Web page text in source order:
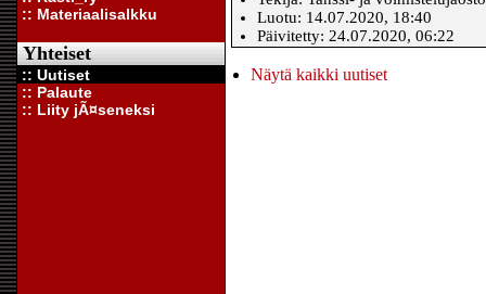
:: Materiaalisalkku
Yhteiset
:: Uutiset
:: Palaute
:: Liity jÃ¤seneksi
Luotu: 14.07.2020, 18:40
Päivitetty: 24.07.2020, 06:22
Näytä kaikki uutiset